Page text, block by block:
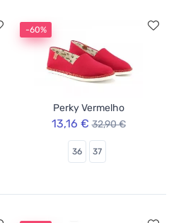
-60%
Perky Vermelho
13,16 € 32,90 €
36 37